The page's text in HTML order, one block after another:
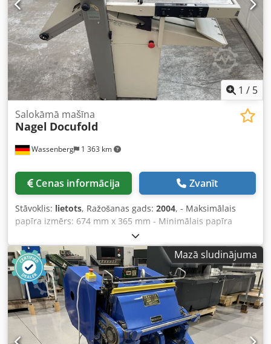
1 / 5
Wassenberg 1 363 km
Salokāmā mašīna
Nagel Docufold
Cenas informācija Zvanīt
Stāvoklis: lietots, Ražošanas gads: 2004, - Maksimālais
papīra izmērs: 674 mm x 365 mm - Minimālais papīra
izmērs: 140 mm x 148 mm - Maksimālais papīra svars: 240
g/m² (atkarībā no materiāla var atšķirties) - Minimālais
papīra svars: 60 g/m² Djdjwv D Epspfx Abmsck - Ātrums:
Līdz 27 000 A4 loksnes stundā (atkarībā no materiāla un
locīšanas) - Iekraušanas kapacitāte: Līdz 500 loksnēm -
Elektriskās prasības: 240V, 50/60 Hz - Izmēri: 1240 mm x
555 mm x 1360 mm - Svars: 118 kg
Mazā sludinājuma